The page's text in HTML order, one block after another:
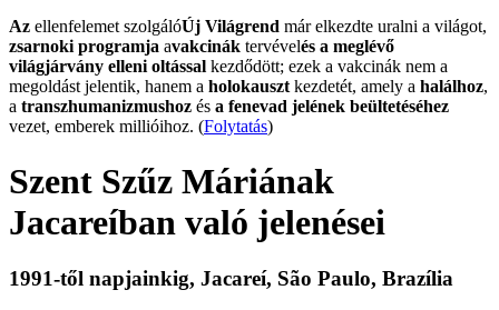
Az ellenfelemet szolgálóÚj Világrend már elkezdte uralni a világot,
zsarnoki programja avakcinák tervévelés a meglévő
világjárvány elleni oltással kezdődött; ezek a vakcinák nem a
megoldást jelentik, hanem a holokauszt kezdetét, amely a halálhoz,
a transzhumanizmushoz és a fenevad jelének beültetéséhez
vezet, emberek millióihoz. (Folytatás)
Szent Szűz Máriának
Jacareíban való jelenései
1991-től napjainkig, Jacareí, São Paulo, Brazília